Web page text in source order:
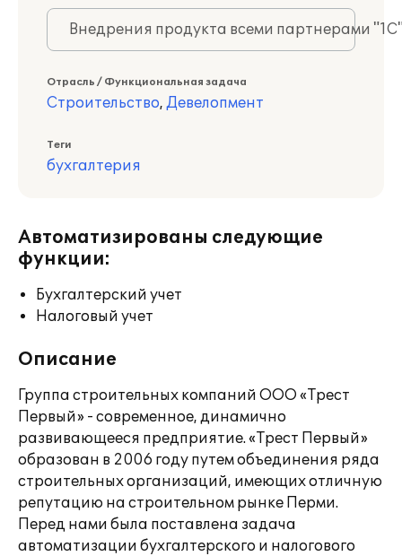
Внедрения продукта всеми партнерами
Отрасль / Функциональная задача
Строительство, Девелопмент
Теги
бухгалтерия
Автоматизированы следующие
функции:
Бухгалтерский учет
Налоговый учет
Описание
Группа строительных компаний ООО «Трест
Первый» - современное, динамично
развивающееся предприятие. «Трест Первый»
образован в 2006 году путем объединения ряда
строительных организаций, имеющих отличную
репутацию на строительном рынке Перми.
Перед нами была поставлена задача
автоматизации бухгалтерского и налогового